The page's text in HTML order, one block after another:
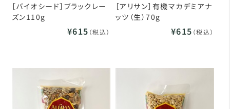
［バイオシード］ブラックレー
ズン110g
¥615 （税込）
［アリサン］有機マカデミアナ
ッツ（生）70g
¥615 （税込）